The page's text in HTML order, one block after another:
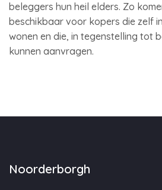
beleggers hun heil elders. Zo
beschikbaar voor kopers die zelf
wonen en die, in tegenstelling tot
kunnen aanvragen.
Noorderborgh